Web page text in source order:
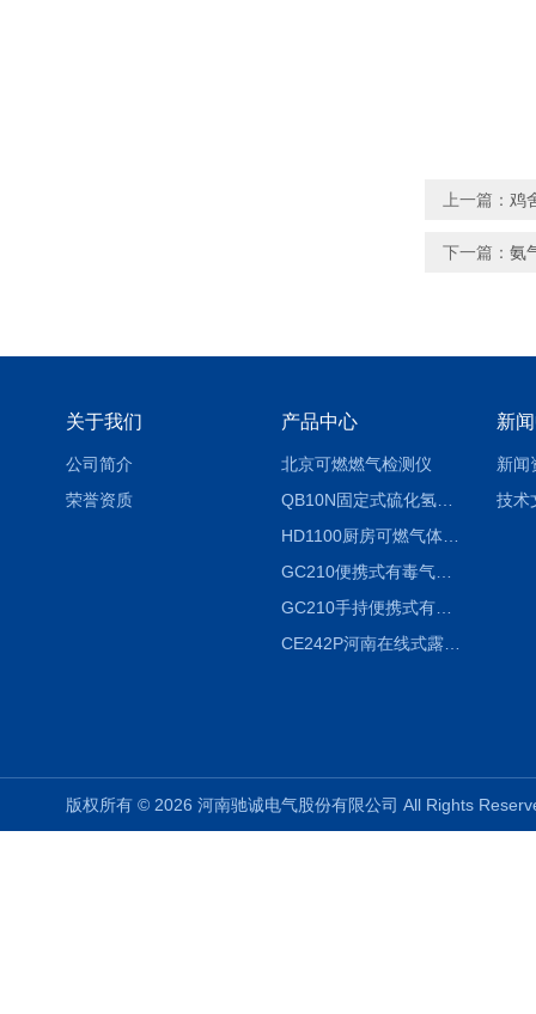
上一篇： 鸡
下一篇： 氨
关于我们
公司简介
荣誉资质
产品中心
北京可燃燃气检测仪
QB10N固定式硫化氢气体检测仪H2S气体泄漏探头
HD1100厨房可燃气体泄漏浓度探测器天然气检测仪
GC210便携式有毒气体浓度探测器氨气检测仪养殖场
GC210手持便携式有毒CL2气体探测器氯气检测仪
CE242P河南在线式露点仪
新
新闻
技术
版权所有 © 2026 河南驰诚电气股份有限公司 All Rights